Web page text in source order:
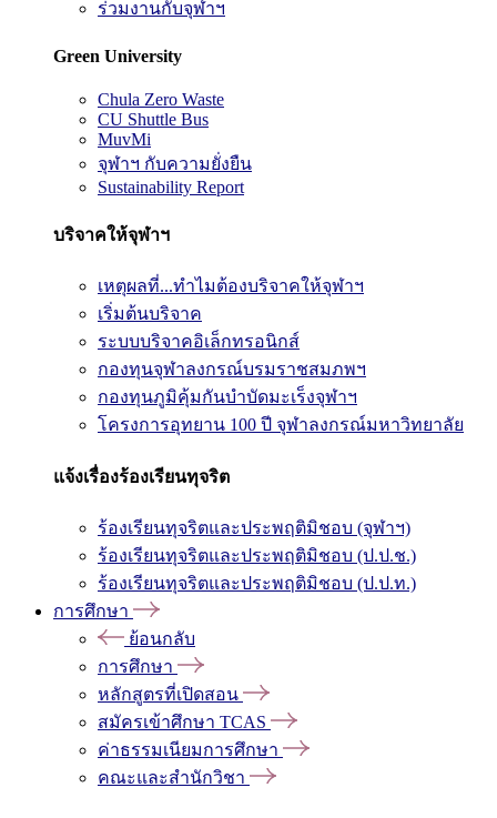
ร่วมงานกับจุฬาฯ
Green University
Chula Zero Waste
CU Shuttle Bus
MuvMi
จุฬาฯ กับความยั่งยืน
Sustainability Report
บริจาคให้จุฬาฯ
เหตุผลที่...ทำไมต้องบริจาคให้จุฬาฯ
เริ่มต้นบริจาค
ระบบบริจาคอิเล็กทรอนิกส์
กองทุนจุฬาลงกรณ์บรมราชสมภพฯ
กองทุนภูมิคุ้มกันบำบัดมะเร็งจุฬาฯ
โครงการอุทยาน 100 ปี จุฬาลงกรณ์มหาวิทยาลัย
แจ้งเรื่องร้องเรียนทุจริต
ร้องเรียนทุจริตและประพฤติมิชอบ (จุฬาฯ)
ร้องเรียนทุจริตและประพฤติมิชอบ (ป.ป.ช.)
ร้องเรียนทุจริตและประพฤติมิชอบ (ป.ป.ท.)
การศึกษา
ย้อนกลับ
การศึกษา
หลักสูตรที่เปิดสอน
สมัครเข้าศึกษา TCAS
ค่าธรรมเนียมการศึกษา
คณะและสำนักวิชา